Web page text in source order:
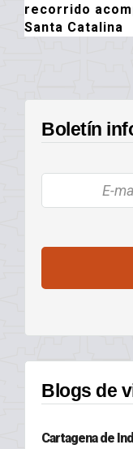
recorrido
Santa Catalina
Boletín
Blogs de
Cartagena de